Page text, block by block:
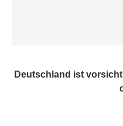
Deutschland ist